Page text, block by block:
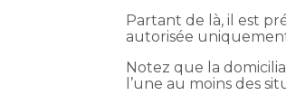
Partant de là, il est
autorisée
Notez que la
l’une au moins des